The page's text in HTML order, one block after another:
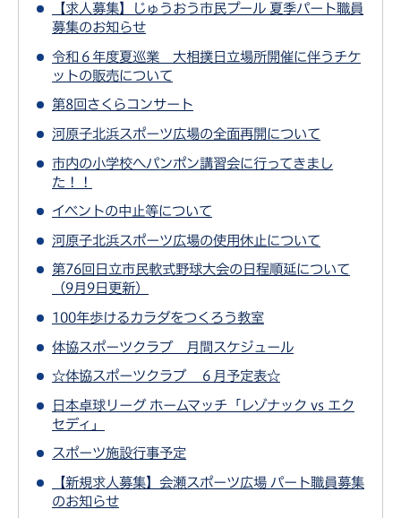
【求人募集】じゅうおう市民プール 夏季パート職員
募集のお知らせ
令和６年度夏巡業 大相撲日立場所開催に伴うチケ
ットの販売について
第8回さくらコンサート
河原⼦北浜スポーツ広場の全⾯再開について
市内の小学校へパンポン講習会に行ってきまし
た！！
イベントの中止等について
河原子北浜スポーツ広場の使用休止について
第76回日立市民軟式野球大会の日程順延について
（9月9日更新）
100年歩けるカラダをつくろう教室
体協スポーツクラブ 月間スケジュール
☆体協スポーツクラブ ６月予定表☆
日本卓球リーグ ホームマッチ「レゾナック vs エク
セディ」
スポーツ施設行事予定
【新規求人募集】会瀬スポーツ広場 パート職員募集
のお知らせ